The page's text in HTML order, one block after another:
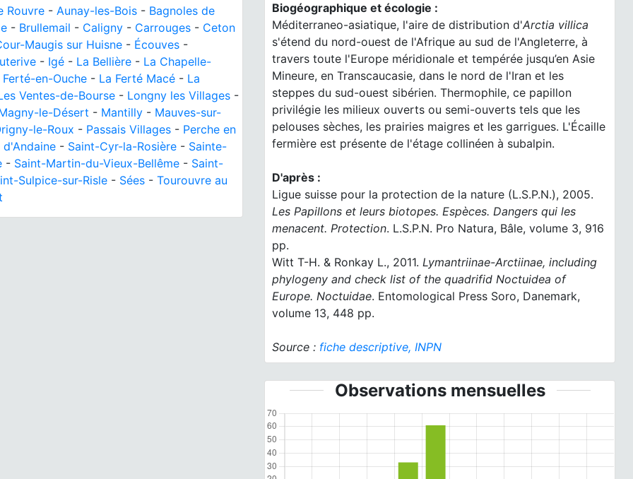
Rouvre - Aunay-les-Bois - Bagnoles de
- Brullemail - Caligny - Carrouges - Ceton
Maugis sur Huisne - Écouves -
- Igé - La Bellière - La Chapelle-
Ferté-en-Ouche - La Ferté Macé - La
Ventes-de-Bourse - Longny les Villages -
le-Désert - Mantilly - Mauves-sur-
le-Roux - Passais Villages - Perche en
d'Andaine - Saint-Cyr-la-Rosière - Sainte-
- Saint-Martin-du-Vieux-Bellême - Saint-
Sulpice-sur-Risle - Sées - Tourouvre au
Biogéographique et écologie :
Méditerraneo-asiatique, l'aire de distribution d'Arctia villica
s'étend du nord-ouest de l'Afrique au sud de l'Angleterre, à
travers toute l'Europe méridionale et tempérée jusqu’en Asie
Mineure, en Transcaucasie, dans le nord de l'Iran et les
steppes du sud-ouest sibérien. Thermophile, ce papillon
privilégie les milieux ouverts ou semi-ouverts tels que les
pelouses sèches, les prairies maigres et les garrigues. L'Écaille
fermière est présente de l'étage collinéen à subalpin.
D'après :
Ligue suisse pour la protection de la nature (L.S.P.N.), 2005.
Les Papillons et leurs biotopes. Espèces. Dangers qui les
menacent. Protection. L.S.P.N. Pro Natura, Bâle, volume 3, 916
pp.
Witt T-H. & Ronkay L., 2011.Lymantriinae-Arctiinae, including
phylogeny and check list of the quadrifid Noctuidea of
Europe. Noctuidae. Entomological Press Soro, Danemark,
volume 13, 448 pp.
Source : fiche descriptive, INPN
Observations mensuelles